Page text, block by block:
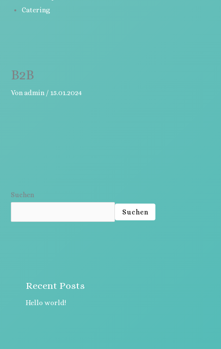
Catering
B2B
Vonadmin /15.01.2024
Suchen
Suchen
Recent Posts
Hello world!